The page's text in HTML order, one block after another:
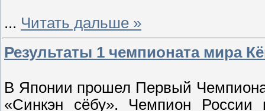
... Читать дальше »
Результаты 1 чемпионата мира
В Японии прошел Первый
«Синкэн сёбу». Чемпион России